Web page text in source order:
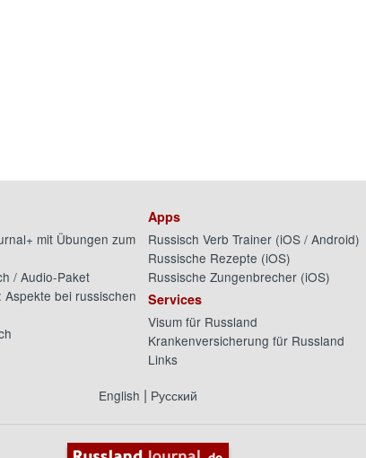
mit Übungen zum
/ Audio-Paket
Aspekte bei russischen
Apps
Russisch Verb Trainer (iOS / Android)
Russische Rezepte (iOS)
Russische Zungenbrecher (iOS)
Services
Visum für Russland
Krankenversicherung für Russland
Links
English | Русский